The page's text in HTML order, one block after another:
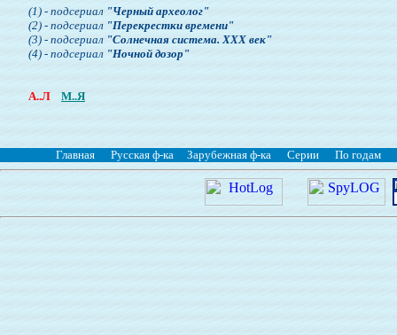
(1) - подсериал "Черный археолог"
(2) - подсериал "Перекрестки времени"
(3) - подсериал "Солнечная система. ХХХ век"
(4) - подсериал "Ночной дозор"
А..Л М..Я
Главная Русская ф-ка Зарубежная ф-ка Серии По годам